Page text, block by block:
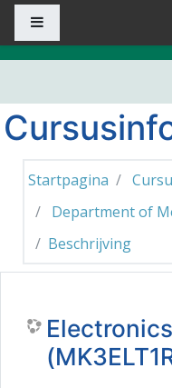
Ga naar hoofdinhoud
Startpagina
Department of
Beschrijving